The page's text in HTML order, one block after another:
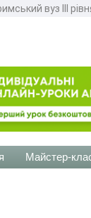
вуз III
Майстер-